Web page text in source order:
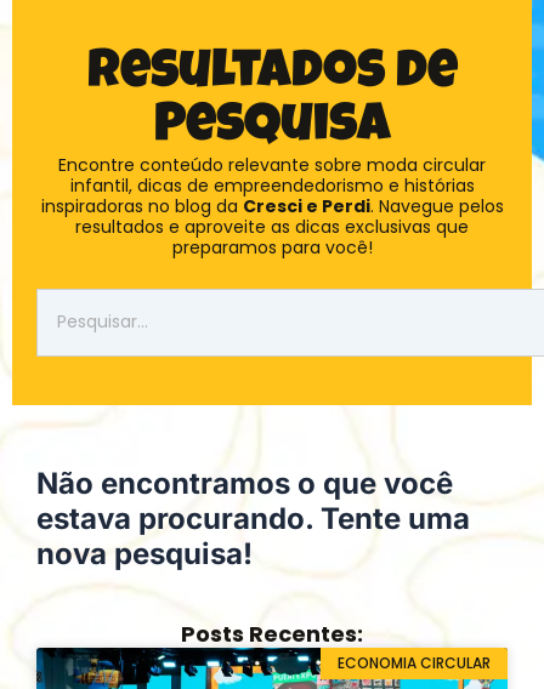
Resultados de
Pesquisa
Encontre conteúdo relevante sobre moda circular
infantil, dicas de empreendedorismo e histórias
inspiradoras no blog da Cresci e Perdi. Navegue pelos
resultados e aproveite as dicas exclusivas que
preparamos para você!
Não encontramos o que você
estava procurando. Tente uma
nova pesquisa!
Posts Recentes:
ECONOMIA CIRCULAR
Página
Página
PáginaPágina
Página